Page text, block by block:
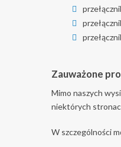
Zauważone
Mimo naszych
niektórych
W szczególności